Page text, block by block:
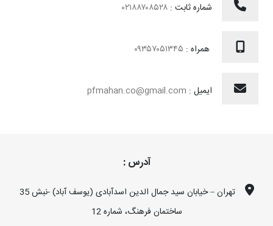
شماره ثابت :
همراه :
ایمیل : pfmahan.co@gmail.com
آدرس :
تهران – خیابان سید جمال الدین اسدآبادی (یوسف آباد) -نبش 35
ساختمان فرهنگ، شماره 12